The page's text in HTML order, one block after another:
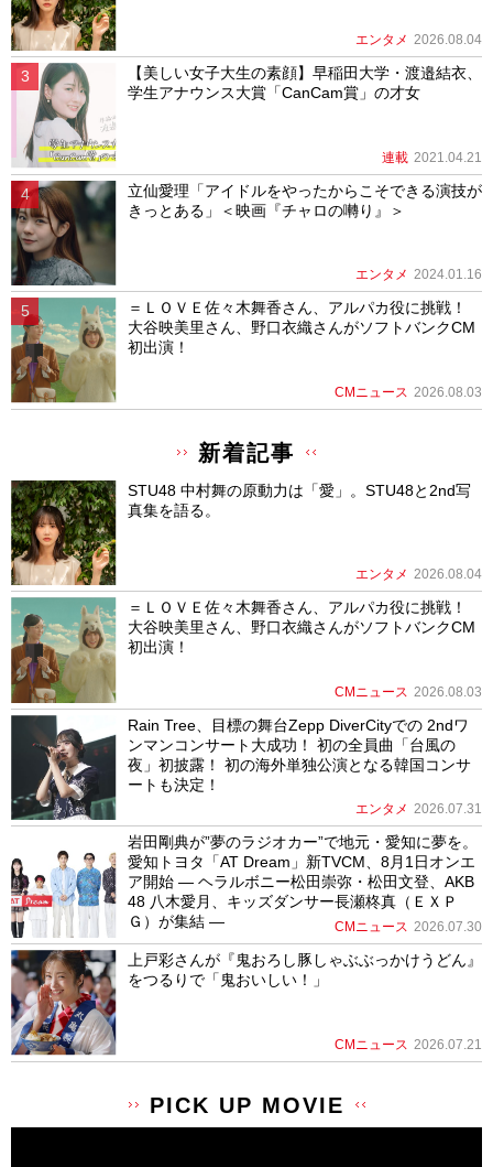
エンタメ 2026.08.04
【美しい女子大生の素顔】早稲田大学・渡邉結衣、
学生アナウンス大賞「CanCam賞」の才女
連載 2021.04.21
立仙愛理「アイドルをやったからこそできる演技が
きっとある」＜映画『チャロの囀り』＞
エンタメ 2024.01.16
＝ＬＯＶＥ佐々木舞香さん、アルパカ役に挑戦！
大谷映美里さん、野口衣織さんがソフトバンクCM
初出演！
CMニュース 2026.08.03
新着記事
STU48 中村舞の原動力は「愛」。STU48と2nd写
真集を語る。
エンタメ 2026.08.04
＝ＬＯＶＥ佐々木舞香さん、アルパカ役に挑戦！
大谷映美里さん、野口衣織さんがソフトバンクCM
初出演！
CMニュース 2026.08.03
Rain Tree、目標の舞台Zepp DiverCityでの 2ndワ
ンマンコンサート大成功！ 初の全員曲「台風の
夜」初披露！ 初の海外単独公演となる韓国コンサ
ートも決定！
エンタメ 2026.07.31
岩田剛典が”夢のラジオカー”で地元・愛知に夢を。
愛知トヨタ「AT Dream」新TVCM、8月1日オンエ
ア開始 ― ヘラルボニー松田崇弥・松田文登、AKB
48 八木愛月、キッズダンサー長瀬柊真（ＥＸＰ
Ｇ）が集結 ―
CMニュース 2026.07.30
上戸彩さんが『鬼おろし豚しゃぶぶっかけうどん』
をつるりで「鬼おいしい！」
CMニュース 2026.07.21
PICK UP MOVIE